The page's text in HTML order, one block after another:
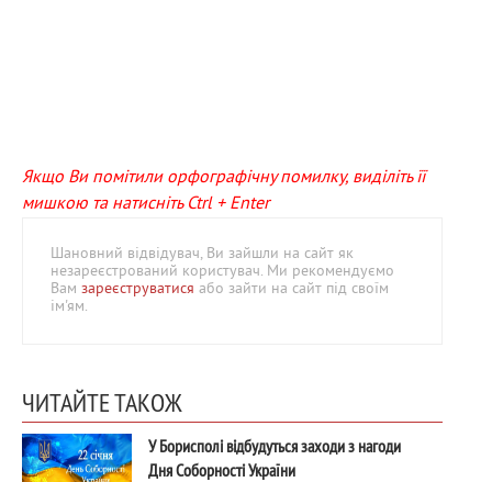
Якщо Ви помітили орфографічну помилку, виділіть її
мишкою та натисніть Ctrl + Enter
Шановний відвідувач, Ви зайшли на сайт як
незареєстрований користувач. Ми рекомендуємо
Вам зареєструватися або зайти на сайт під своїм
ім'ям.
ЧИТАЙТЕ ТАКОЖ
У Борисполі відбудуться заходи з нагоди
Дня Соборності України